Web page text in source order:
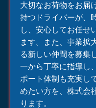
大切なお荷物をお届
持つドライバーが、
し、安心してお任せ
ます。また、事業拡
る新しい仲間を募集
一から丁寧に指導し
ポート体制も充実し
めたい方を、株式会
ります。